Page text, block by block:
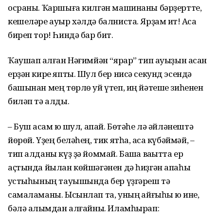
осраны. Ҡаршыға килгән машинаны бәрҙертте,
кешеләре ауыр хәлдә балниста. Ярҙам ит! Аҡса
биреп тор! Һиндә бар бит.
Ҡаушап ҡалған Нәғимйән “ярар” тип ауыҙын асҡан
ерҙән кире япты. Шул бер нисә секунд эсендә
башынан мең төрлө уй үтеп, иң йәтеше зиһенен
биләп тә алды.
– Буш аҡсам юҡ шул, апай. Бөтәһе лә әйләнештә
йөрөй. Үҙең беләһең, тик ятһа, аҡса күбәймәй, –
тип алданы күҙ ҙә йоммай. Башҡа ваҡытта ер
аҫтында йылан көйшәгәнен дә һиҙгән апаһы
ҡустыһының тауышында бер үҙгәреш тә
самаламаны. Ысынлап та, уның ҡайғыһы юҡ ине,
бәлә алҡымдан алғайны. Иламһырап: